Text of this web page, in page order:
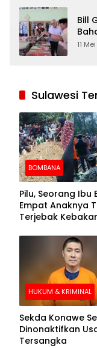
Bill
11
Sulawesi
BOMBANA
Pilu, Seorang Ibu
Empat Anaknya
Terjebak
HUKUM & KRIMINAL
Sekda Konawe
Dinonaktifkan
Tersangka